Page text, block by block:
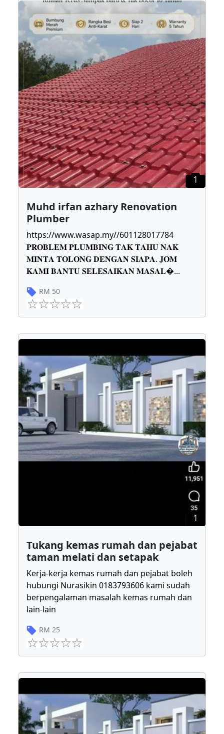
1
Muhd irfan azhary Renovation
Plumber
https://www.wasap.my//601128017784
𝐏𝐑𝐎𝐁𝐋𝐄𝐌 𝐏𝐋𝐔𝐌𝐁𝐈𝐍𝐆 𝐓𝐀𝐊 𝐓𝐀𝐇𝐔 𝐍𝐀𝐊
𝐌𝐈𝐍𝐓𝐀 𝐓𝐎𝐋𝐎𝐍𝐆 𝐃𝐄𝐍𝐆𝐀𝐍 𝐒𝐈𝐀𝐏𝐀. 𝐉𝐎𝐌
𝐊𝐀𝐌𝐈 𝐁𝐀𝐍𝐓𝐔 𝐒𝐄𝐋𝐄𝐒𝐀𝐈𝐊𝐀𝐍 𝐌𝐀𝐒𝐀𝐋...
RM 50
1
Tukang kemas rumah dan pejabat
taman melati dan setapak
Kerja-kerja kemas rumah dan pejabat boleh
hubungi Nurasikin 0183793606 kami sudah
berpengalaman masalah kemas rumah dan
lain-lain
RM 25